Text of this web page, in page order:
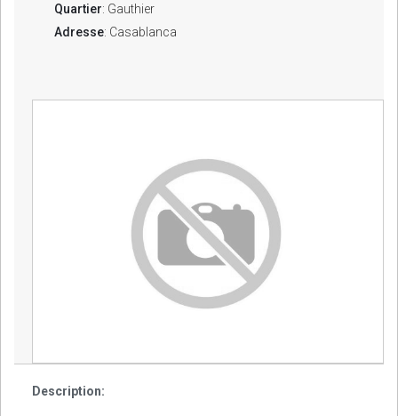
Quartier: Gauthier
Adresse: Casablanca
Description: